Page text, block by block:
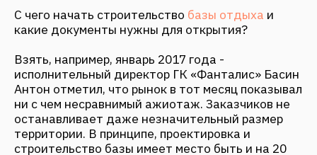
Наличие многолетнего опыта ГК «Фанталис» в
области строительства и управления
загородными отелями позволяет с уверенностью
5-7 гостевых домиков ожидает два пути –
работа «в минус» или, в лучшем случае, «в ноль»,
при условии, что ведение бизнеса, повторимся,
будет полностью возложено на собственные
силы предпринимателя. При таком объеме
номерного фонда бизнес не будет работать сам
по себе, а наёмный персонал станет весомым
пунктом в статье расходов владельца.